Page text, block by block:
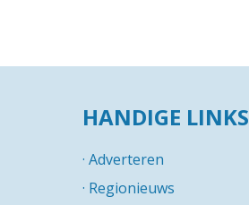
HANDIGE LINKS
· Adverteren
· Regionieuws